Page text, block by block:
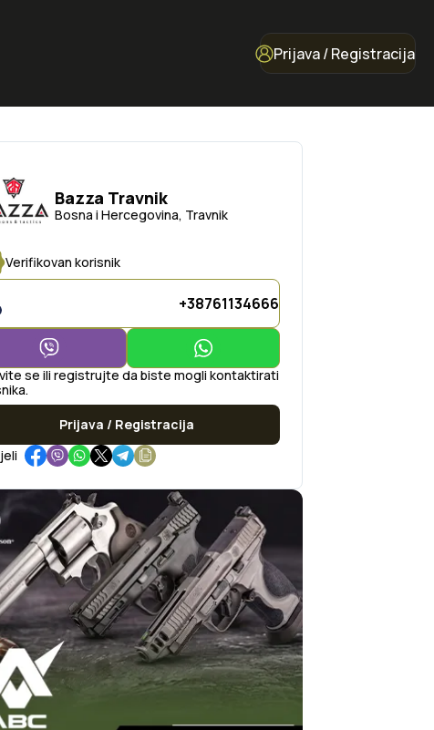
Prijava / Registracija
Bazza Travnik
Bosna i Hercegovina, Travnik
Verifikovan korisnik
+38761134666
se ili registrujte da biste mogli kontaktirati
Prijava / Registracija